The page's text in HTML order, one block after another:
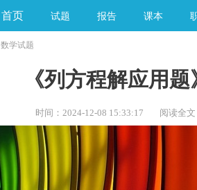
首页 试题 报告 课本
数学试题
《列方程解应用
时间：2024-12-08 15:33:17 阅读全文